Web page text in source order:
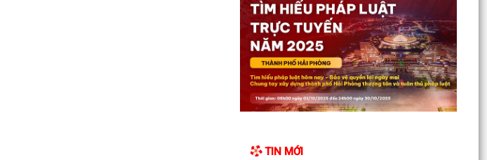
TIN MỚI